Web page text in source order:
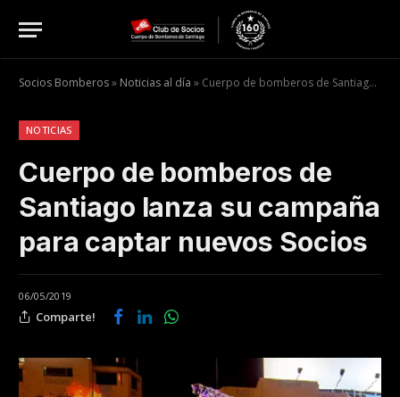
Socios Bomberos» Noticias al día » Cuerpo de bomberos de Santiago lanza su campaña para captar nuevos Socios
NOTICIAS
Cuerpo de bomberos de
Santiago lanza su campaña
para captar nuevos Socios
06/05/2019
Comparte!